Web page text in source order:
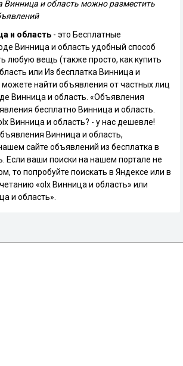
Винница и область можно разместить
и область - это Бесплатные
Винница и область удобный способ
любую вещь (также просто, как купить
или Из бесплатка Винница и
можете найти объявления от частных лиц
Винница и область. «Объявления
бесплатно Винница и область.
Винница и область? - у нас дешевле!
Винница и область,
сайте объявлений из бесплатка в
Если ваши поиски на нашем портале не
то попробуйте поискать в Яндексе или в
«olx Винница и область» или
и область».